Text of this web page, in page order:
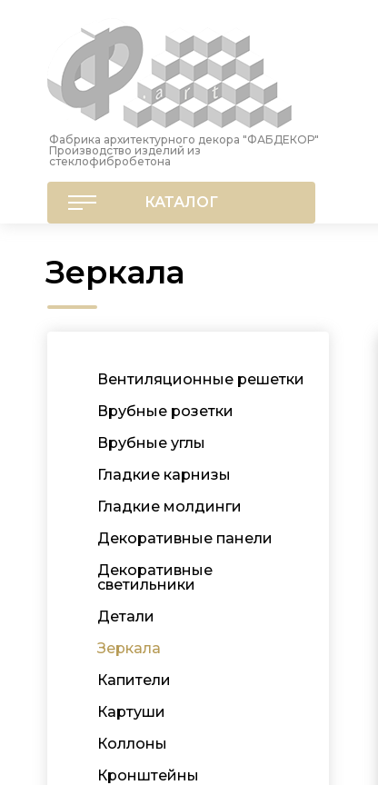
Фабрика архитектурного декора "ФАБДЕКОР"
Производство изделий из
стеклофибробетона
КАТАЛОГ
Зеркала
Вентиляционные решетки
Врубные розетки
Врубные углы
Гладкие карнизы
Гладкие молдинги
Декоративные панели
Декоративные
светильники
Детали
Зеркала
Капители
Картуши
Коллоны
Кронштейны